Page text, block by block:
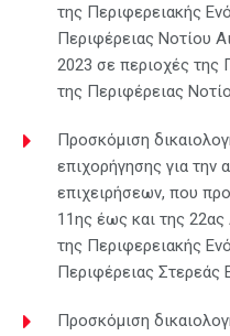
της Περιφερειακής
Περιφέρειας Νοτίου
2023 σε περιοχές της
της Περιφέρειας
Προσκόμιση
επιχορήγησης για την
επιχειρήσεων, που
11ης έως και της
της Περιφερειακής
Περιφέρειας Στερεάς
Προσκόμιση